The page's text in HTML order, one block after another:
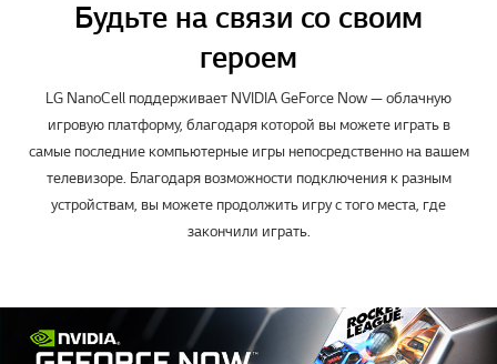
Будьте на связи со своим
героем
LG NanoCell поддерживает NVIDIA GeForce Now — облачную
игровую платформу, благодаря которой вы можете играть в
самые последние компьютерные игры непосредственно на вашем
телевизоре. Благодаря возможности подключения к разным
устройствам, вы можете продолжить игру с того места, где
закончили играть.